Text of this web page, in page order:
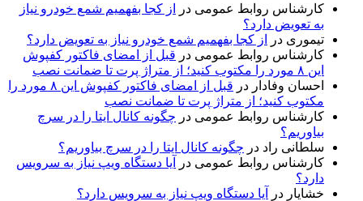
کارشناس روابط عمومی در
از کجا بفهمیم شمع خودرو نیاز
به تعویض دارد؟
تیموری در
از کجا بفهمیم شمع خودرو نیاز به تعویض دارد؟
کارشناس روابط عمومی در قبل از امضای فاکتور کفپوش
این ۸ مورد را مکتوب کنید؛ از متراژ پرت تا ضمانت نصب
احسان وفادار در
قبل از امضای فاکتور کفپوش این ۸ مورد را
مکتوب کنید؛ از متراژ پرت تا ضمانت نصب
کارشناس روابط عمومی در چگونه کانال ایتا را در سرچ
بیاوریم؟
سلطانی راد در چگونه کانال ایتا را در سرچ بیاوریم؟
کارشناس روابط عمومی در
آیا دستگاه ویپ نیاز به سرویس
دارد؟
خشایار در آیا دستگاه ویپ نیاز به سرویس دارد؟